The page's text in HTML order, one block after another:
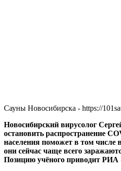
Сауны Новосибирска - https://
Новосибирский вирусолог
остановить распространение
населения поможет в том числе
они сейчас чаще всего
Позицию учёного приводит РИА